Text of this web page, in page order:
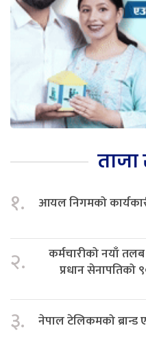
ताजा
१. आयल निगमको
२.
कर्मचारीको नयाँ
प्रधान
३. नेपाल टेलिकमको